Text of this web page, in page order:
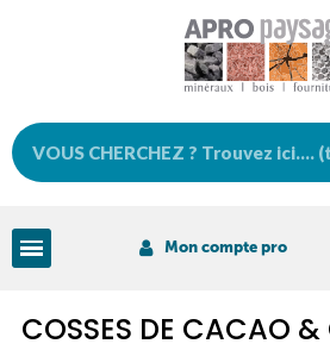
Mon compte pro
COSSES DE CACAO